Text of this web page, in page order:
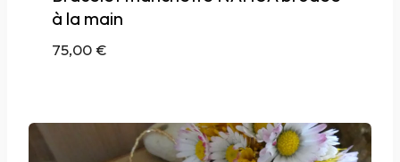
à la main
75,00€